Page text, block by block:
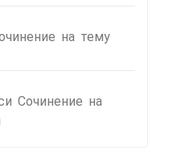
на тему
Сочинение на